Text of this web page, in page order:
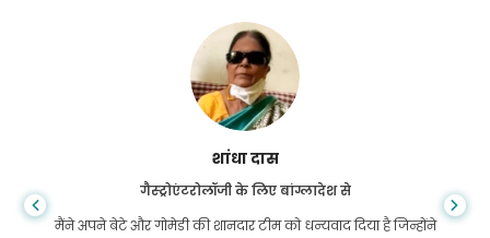
शांधा दास
गैस्ट्रोएंटरोलॉजी के लिए बांग्लादेश से
मैंने अपने बेटे और गोमेडी की शानदार टीम को धन्यवाद दिया है जिन्होंने